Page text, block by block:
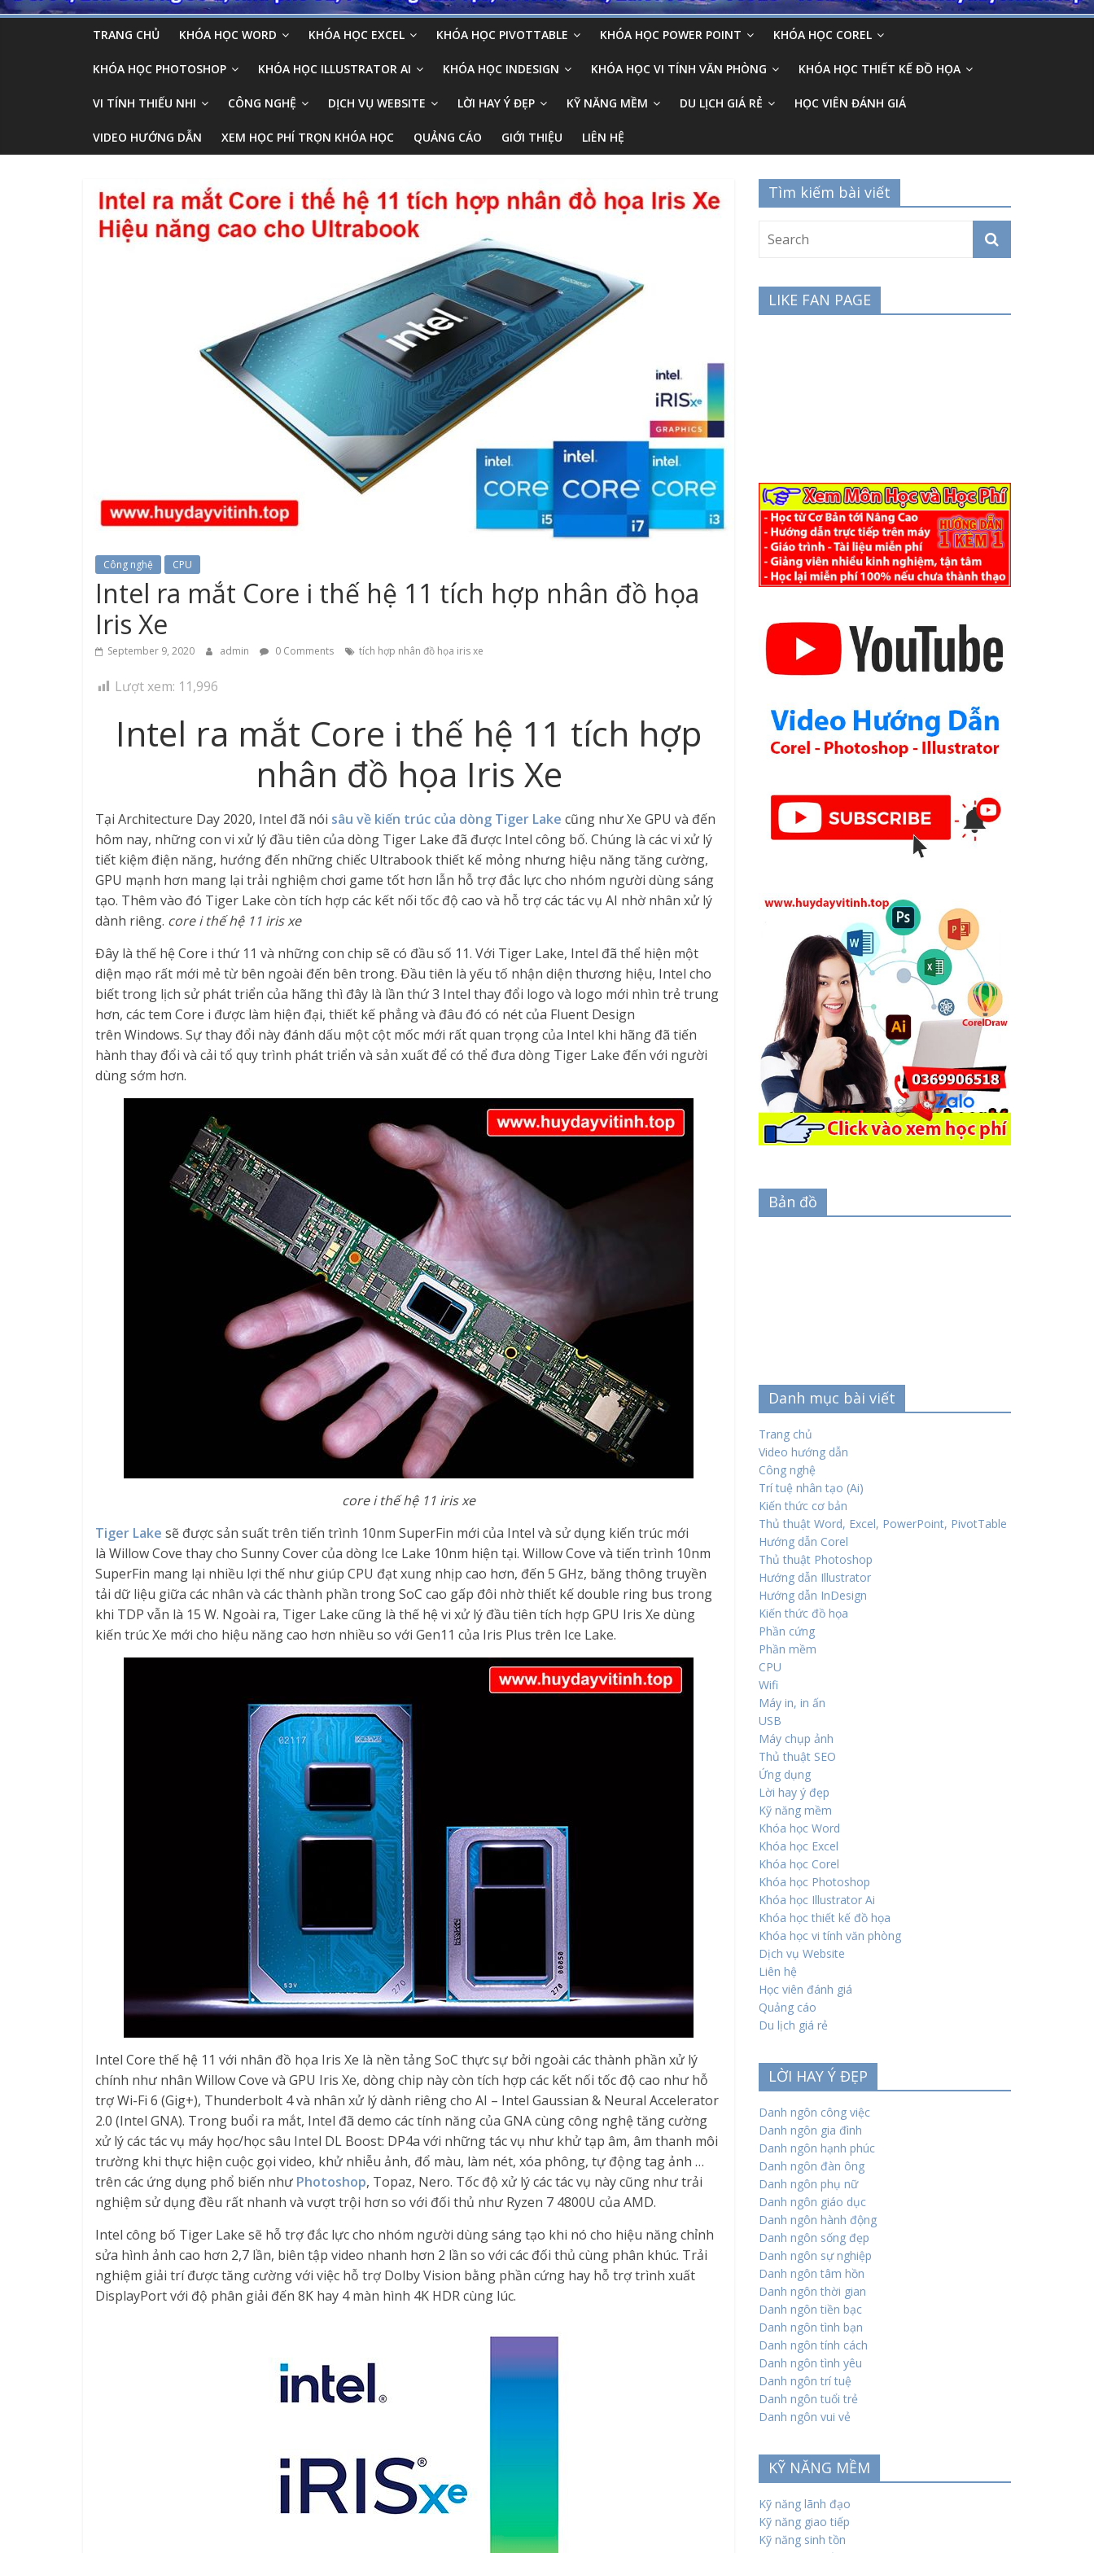
TRANG CHỦ KHÓA HỌC WORD KHÓA HỌC EXCEL KHÓA HỌC PIVOTTABLE KHÓA HỌC POWER POINT KHÓA HỌC COREL
KHÓA HỌC PHOTOSHOP KHÓA HỌC ILLUSTRATOR AI KHÓA HỌC INDESIGN KHÓA HỌC VI TÍNH VĂN PHÒNG KHÓA HỌC THIẾT KẾ ĐỒ HỌA
VI TÍNH THIẾU NHI CÔNG NGHỆ DỊCH VỤ WEBSITE LỜI HAY Ý ĐẸP KỸ NĂNG MỀM DU LỊCH GIÁ RẺ HỌC VIÊN ĐÁNH GIÁ
VIDEO HƯỚNG DẪN XEM HỌC PHÍ TRỌN KHÓA HỌC QUẢNG CÁO GIỚI THIỆU LIÊN HỆ
Công nghệ CPU
Intel ra mắt Core i thế hệ 11 tích hợp nhân đồ họa
Iris Xe
September 9, 2020 admin 0 Comments tích hợp nhân đồ họa iris xe
Lượt xem: 11,996
Intel ra mắt Core i thế hệ 11 tích hợp
nhân đồ họa Iris Xe
Tại Architecture Day 2020, Intel đã nói sâu về kiến trúc của dòng Tiger Lake cũng như Xe GPU và đến
hôm nay, những con vi xử lý đầu tiên của dòng Tiger Lake đã được Intel công bố. Chúng là các vi xử lý
tiết kiệm điện năng, hướng đến những chiếc Ultrabook thiết kế mỏng nhưng hiệu năng tăng cường,
GPU mạnh hơn mang lại trải nghiệm chơi game tốt hơn lẫn hỗ trợ đắc lực cho nhóm người dùng sáng
tạo. Thêm vào đó Tiger Lake còn tích hợp các kết nối tốc độ cao và hỗ trợ các tác vụ AI nhờ nhân xử lý
dành riêng. core i thế hệ 11 iris xe
Đây là thế hệ Core i thứ 11 và những con chip sẽ có đầu số 11. Với Tiger Lake, Intel đã thể hiện một
diện mạo rất mới mẻ từ bên ngoài đến bên trong. Đầu tiên là yếu tố nhận diện thương hiệu, Intel cho
biết trong lịch sử phát triển của hãng thì đây là lần thứ 3 Intel thay đổi logo và logo mới nhìn trẻ trung
hơn, các tem Core i được làm hiện đại, thiết kế phẳng và đâu đó có nét của Fluent Design
trên Windows. Sự thay đổi này đánh dấu một cột mốc mới rất quan trọng của Intel khi hãng đã tiến
hành thay đổi và cải tổ quy trình phát triển và sản xuất để có thể đưa dòng Tiger Lake đến với người
dùng sớm hơn.
core i thế hệ 11 iris xe
Tiger Lake sẽ được sản suất trên tiến trình 10nm SuperFin mới của Intel và sử dụng kiến trúc mới
là Willow Cove thay cho Sunny Cover của dòng Ice Lake 10nm hiện tại. Willow Cove và tiến trình 10nm
SuperFin mang lại nhiều lợi thế như giúp CPU đạt xung nhịp cao hơn, đến 5 GHz, băng thông truyền
tải dữ liệu giữa các nhân và các thành phần trong SoC cao gấp đôi nhờ thiết kế double ring bus trong
khi TDP vẫn là 15 W. Ngoài ra, Tiger Lake cũng là thế hệ vi xử lý đầu tiên tích hợp GPU Iris Xe dùng
kiến trúc Xe mới cho hiệu năng cao hơn nhiều so với Gen11 của Iris Plus trên Ice Lake.
Intel Core thế hệ 11 với nhân đồ họa Iris Xe là nền tảng SoC thực sự bởi ngoài các thành phần xử lý
chính như nhân Willow Cove và GPU Iris Xe, dòng chip này còn tích hợp các kết nối tốc độ cao như hỗ
trợ Wi-Fi 6 (Gig+), Thunderbolt 4 và nhân xử lý dành riêng cho AI – Intel Gaussian & Neural Accelerator
2.0 (Intel GNA). Trong buổi ra mắt, Intel đã demo các tính năng của GNA cùng công nghệ tăng cường
xử lý các tác vụ máy học/học sâu Intel DL Boost: DP4a với những tác vụ như khử tạp âm, âm thanh môi
trường khi thực hiện cuộc gọi video, khử nhiễu ảnh, đổ màu, làm nét, xóa phông, tự động tag ảnh …
trên các ứng dụng phổ biến như Photoshop, Topaz, Nero. Tốc độ xử lý các tác vụ này cũng như trải
nghiệm sử dụng đều rất nhanh và vượt trội hơn so với đối thủ như Ryzen 7 4800U của AMD.
Intel công bố Tiger Lake sẽ hỗ trợ đắc lực cho nhóm người dùng sáng tạo khi nó cho hiệu năng chỉnh
sửa hình ảnh cao hơn 2,7 lần, biên tập video nhanh hơn 2 lần so với các đối thủ cùng phân khúc. Trải
nghiệm giải trí được tăng cường với việc hỗ trợ Dolby Vision bằng phần cứng hay hỗ trợ trình xuất
DisplayPort với độ phân giải đến 8K hay 4 màn hình 4K HDR cùng lúc.
Tìm kiếm bài viết
LIKE FAN PAGE
Bản đồ
Danh mục bài viết
Trang chủ
Video hướng dẫn
Công nghệ
Trí tuệ nhân tạo (Ai)
Kiến thức cơ bản
Thủ thuật Word, Excel, PowerPoint, PivotTable
Hướng dẫn Corel
Thủ thuật Photoshop
Hướng dẫn Illustrator
Hướng dẫn InDesign
Kiến thức đồ họa
Phần cứng
Phần mềm
CPU
Wifi
Máy in, in ấn
USB
Máy chụp ảnh
Thủ thuật SEO
Ứng dụng
Lời hay ý đẹp
Kỹ năng mềm
Khóa học Word
Khóa học Excel
Khóa học Corel
Khóa học Photoshop
Khóa học Illustrator Ai
Khóa học thiết kế đồ họa
Khóa học vi tính văn phòng
Dịch vụ Website
Liên hệ
Học viên đánh giá
Quảng cáo
Du lịch giá rẻ
LỜI HAY Ý ĐẸP
Danh ngôn công việc
Danh ngôn gia đình
Danh ngôn hạnh phúc
Danh ngôn đàn ông
Danh ngôn phụ nữ
Danh ngôn giáo dục
Danh ngôn hành động
Danh ngôn sống đẹp
Danh ngôn sự nghiệp
Danh ngôn tâm hồn
Danh ngôn thời gian
Danh ngôn tiền bạc
Danh ngôn tình bạn
Danh ngôn tính cách
Danh ngôn tình yêu
Danh ngôn trí tuệ
Danh ngôn tuổi trẻ
Danh ngôn vui vẻ
KỸ NĂNG MỀM
Kỹ năng lãnh đạo
Kỹ năng giao tiếp
Kỹ năng sinh tồn